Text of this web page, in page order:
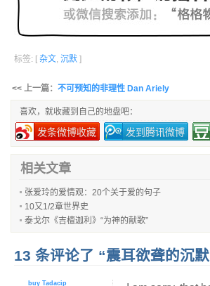
标签: [ 杂文, 沉默 ]
<< 上一篇： 不可预知的非理性 Dan Ariely
喜欢，就收藏到自己的地盘吧：
发条微博收藏 发到腾讯微博
相关文章
张爱玲的爱情观：20个关于爱的句子
10又1/2章世界史
泰戈尔《吉檀迦利》“为神的献歌”
13 条评论了 “震耳欲聋的沉
buy Tadacip